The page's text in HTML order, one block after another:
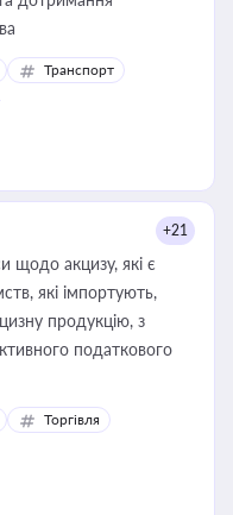
Транспорт
+21
щодо акцизу, які є
які імпортують,
продукцію, з
податкового
Торгівля